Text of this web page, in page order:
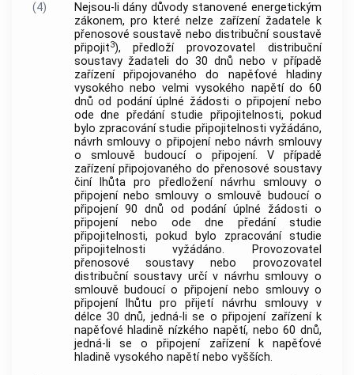
(4)
Nejsou-li dány důvody stanovené energetickým
zákonem, pro které nelze zařízení žadatele k
přenosové soustavě nebo distribuční soustavě
připojit3), předloží provozovatel distribuční
soustavy žadateli do 30 dnů nebo v případě
zařízení připojovaného do napěťové hladiny
vysokého nebo velmi vysokého napětí do 60
dnů od podání úplné žádosti o připojení nebo
ode dne předání studie připojitelnosti, pokud
bylo zpracování studie připojitelnosti vyžádáno,
návrh smlouvy o připojení nebo návrh smlouvy
o smlouvě budoucí o připojení. V případě
zařízení připojovaného do přenosové soustavy
činí lhůta pro předložení návrhu smlouvy o
připojení nebo smlouvy o smlouvě budoucí o
připojení 90 dnů od podání úplné žádosti o
připojení nebo ode dne předání studie
připojitelnosti, pokud bylo zpracování studie
připojitelnosti vyžádáno. Provozovatel
přenosové soustavy nebo provozovatel
distribuční soustavy určí v návrhu smlouvy o
smlouvě budoucí o připojení nebo smlouvy o
připojení lhůtu pro přijetí návrhu smlouvy v
délce 30 dnů, jedná-li se o připojení zařízení k
napěťové hladině nízkého napětí, nebo 60 dnů,
jedná-li se o připojení zařízení k napěťové
hladině vysokého napětí nebo vyšších.